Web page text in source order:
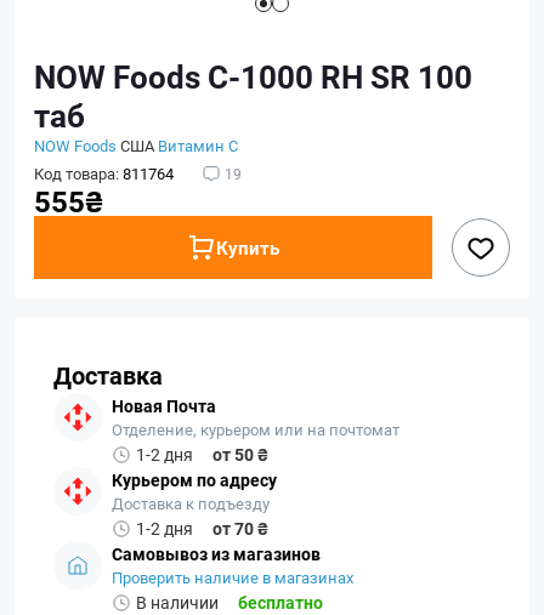
NOW Foods C-1000 RH SR 100
таб
NOW Foods США Витамин C
Код товара:811764 19
555₴
Купить
Доставка
Новая Почта
Отделение, курьером или на почтомат
1-2 дня
от 50 ₴
Курьером по адресу
Доставка к подъезду
1-2 дня
от 70 ₴
Самовывоз из магазинов
Проверить наличие в магазинах
В наличии бесплатно